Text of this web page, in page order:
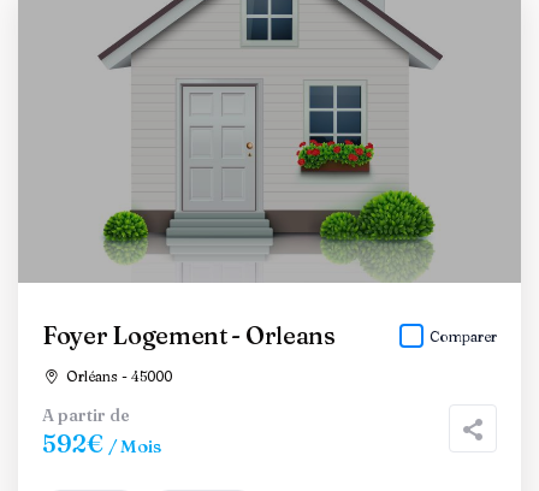
Foyer Logement - Orleans
Orléans - 45000
Comparer
A partir de
592€ / Mois